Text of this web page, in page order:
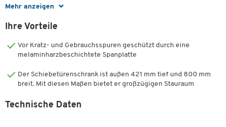
Mehr anzeigen
Wertgegenstände.
Wie alle Elemente des Holzschranksystems TETRIS WOOD ist auch
beschichteten Spanplatten in einer Stärke von 25 mm. Für die
nötige Stabilität sorgt ab der Breite von 1200 mm eine
dieser Schrank dem praktischen und ordentlichen Verstauen von
Auf die zwei Ordnerhöhen dieses Schranks können Sie einen
Ihre Vorteile
Vor Kratz- und Gebrauchsspuren geschützt durch eine
melaminharzbeschichtete Spanplatte
Der Schiebetürenschrank ist außen 421 mm tief und 800 mm
breit. Mit diesen Maßen bietet er großzügigen Stauraum
Technische Daten